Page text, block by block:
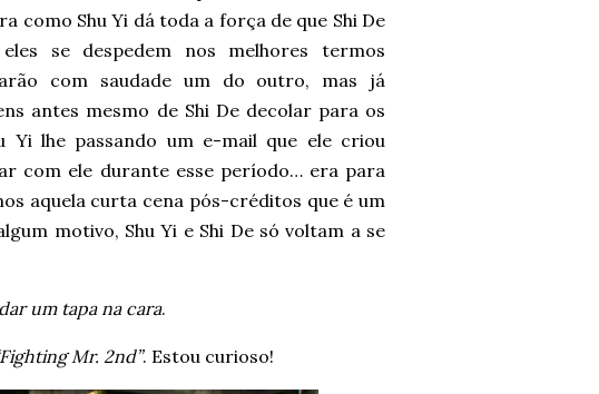
como Shu Yi dá toda a força de que Shi De
se despedem nos melhores termos
com saudade um do outro, mas já
antes mesmo de Shi De decolar para os
Yi lhe passando um e-mail que ele criou
com ele durante esse período… era para
aquela curta cena pós-créditos que é um
motivo, Shu Yi e Shi De só voltam a se
um tapa na cara.
Mr. 2nd”. Estou curioso!